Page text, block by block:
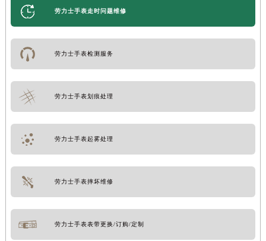
劳力士手表走时问题维修
劳力士手表检测服务
劳力士手表划痕处理
劳力士手表起雾处理
劳力士手表摔坏维修
劳力士手表表带更换/订购/定制